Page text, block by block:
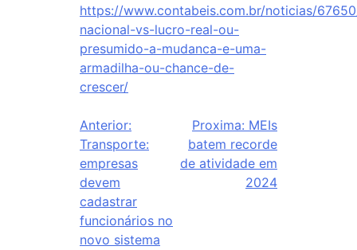
https://www.contabeis.com.br/noticias/
nacional-vs-lucro-real-ou-
presumido-a-mudanca-e-uma-
armadilha-ou-chance-de-
crescer/
Anterior:
Transporte:
empresas
devem
cadastrar
funcionários no
novo sistema
Proxima: MEIs
batem recorde
de atividade em
2024